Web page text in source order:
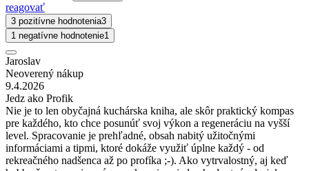
reagovať
3 pozitívne hodnotenia3
1 negatívne hodnotenie1
Jaroslav
Neoverený nákup
9.4.2026
Jedz ako Profik
Nie je to len obyčajná kuchárska kniha, ale skôr praktický kompas
pre každého, kto chce posunúť svoj výkon a regeneráciu na vyšší
level. Spracovanie je prehľadné, obsah nabitý užitočnými
informáciami a tipmi, ktoré dokáže využiť úplne každý - od
rekreačného nadšenca až po profíka ;-). Ako vytrvalostný, aj keď